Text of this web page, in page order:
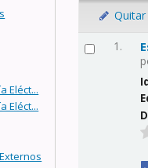
Eléct...
Eléct...
1.